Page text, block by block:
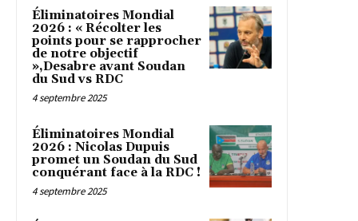
Éliminatoires Mondial
2026 : « Récolter les
points pour se rapprocher
de notre objectif
»,Desabre avant Soudan
du Sud vs RDC
4 septembre 2025
Éliminatoires Mondial
2026 : Nicolas Dupuis
promet un Soudan du Sud
conquérant face à la RDC !
4 septembre 2025